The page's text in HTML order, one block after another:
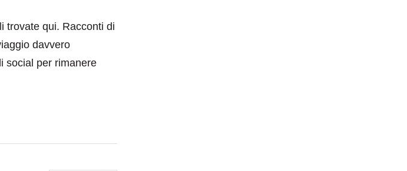
trovate qui. Racconti di
davvero
social per rimanere